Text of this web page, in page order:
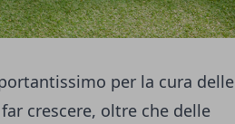
per la cura delle
crescere, oltre che delle